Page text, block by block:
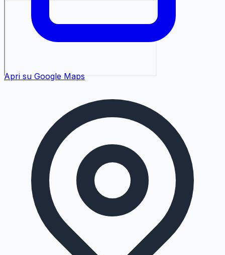
Apri su Google Maps